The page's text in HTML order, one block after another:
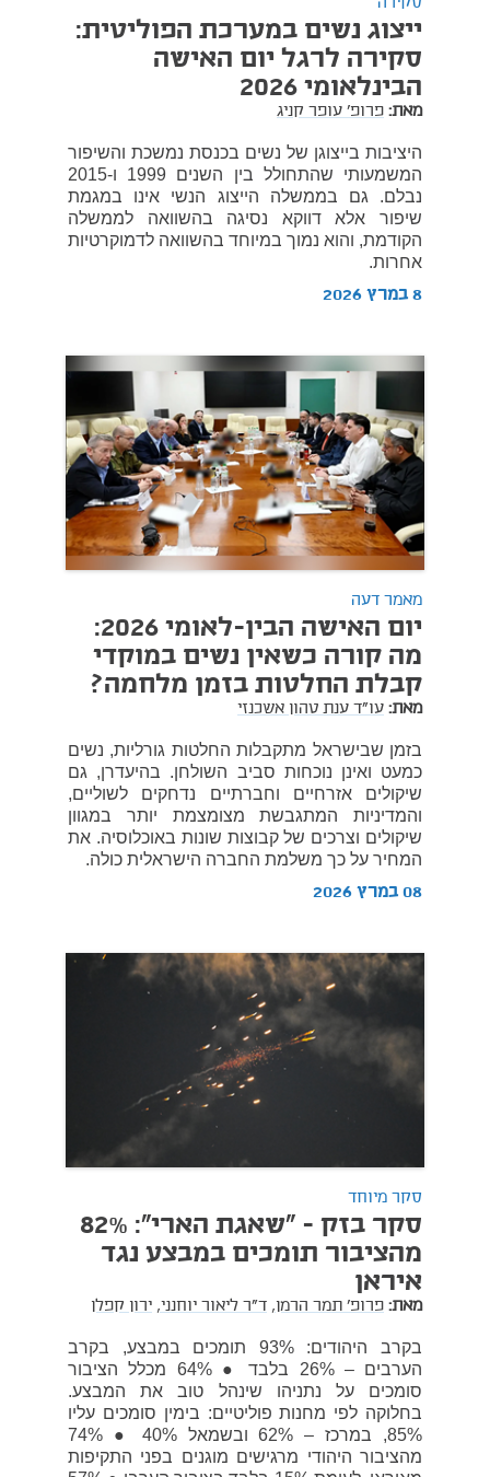
ייצוג נשים במערכת הפוליטית:
סקירה לרגל יום האישה
הבינלאומי 2026
מאת: פרופ' עופר קניג
היציבות בייצוגן של נשים בכנסת נמשכת והשיפור
המשמעותי שהתחולל בין השנים 1999 ו-2015
נבלם. גם בממשלה הייצוג הנשי אינו במגמת
שיפור אלא דווקא נסיגה בהשוואה לממשלה
הקודמת, והוא נמוך במיוחד בהשוואה לדמוקרטיות
אחרות.
8 במרץ 2026
מאמר דעה
יום האישה הבין-לאומי 2026:
מה קורה כשאין נשים במוקדי
קבלת החלטות בזמן מלחמה?
מאת: עו"ד ענת טהון אשכנזי
בזמן שבישראל מתקבלות החלטות גורליות, נשים
כמעט ואינן נוכחות סביב השולחן. בהיעדרן, גם
שיקולים אזרחיים וחברתיים נדחקים לשוליים,
והמדיניות המתגבשת מצומצמת יותר במגוון
שיקולים וצרכים של קבוצות שונות באוכלוסיה. את
המחיר על כך משלמת החברה הישראלית כולה.
08 במרץ 2026
סקר מיוחד
סקר בזק - "שאגת הארי": 82%
מהציבור תומכים במבצע נגד
איראן
מאת: פרופ' תמר הרמן, ד"ר ליאור יוחנני, ירון קפלן
בקרב היהודים: 93% תומכים במבצע, בקרב
הערבים – 26% בלבד ● 64% מכלל הציבור
סומכים על נתניהו שינהל טוב את המבצע.
בחלוקה לפי מחנות פוליטיים: בימין סומכים עליו
85%, במרכז – 62% ובשמאל 40% ● 74%
מהציבור היהודי מרגישים מוגנים בפני התקיפות